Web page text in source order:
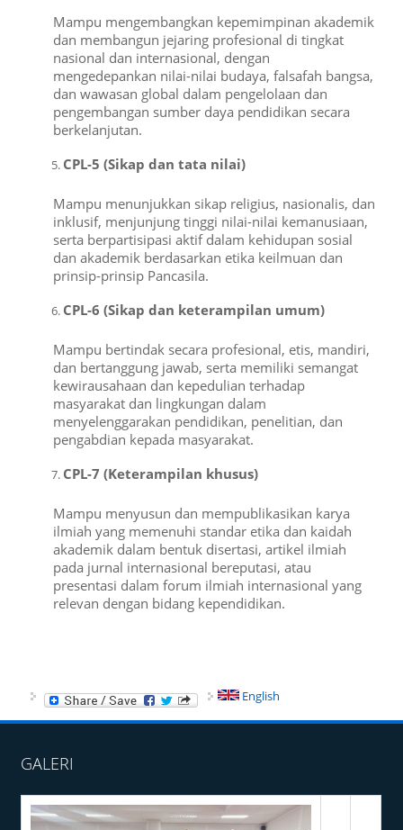
Mampu mengembangkan kepemimpinan akademik
dan membangun jejaring profesional di tingkat
nasional dan internasional, dengan
mengedepankan nilai-nilai budaya, falsafah bangsa,
dan wawasan global dalam pengelolaan dan
pengembangan sumber daya pendidikan secara
berkelanjutan.
CPL-5 (Sikap dan tata nilai)
Mampu menunjukkan sikap religius, nasionalis, dan
inklusif, menjunjung tinggi nilai-nilai kemanusiaan,
serta berpartisipasi aktif dalam kehidupan sosial
dan akademik berdasarkan etika keilmuan dan
prinsip-prinsip Pancasila.
CPL-6 (Sikap dan keterampilan umum)
Mampu bertindak secara profesional, etis, mandiri,
dan bertanggung jawab, serta memiliki semangat
kewirausahaan dan kepedulian terhadap
masyarakat dan lingkungan dalam
menyelenggarakan pendidikan, penelitian, dan
pengabdian kepada masyarakat.
CPL-7 (Keterampilan khusus)
Mampu menyusun dan mempublikasikan karya
ilmiah yang memenuhi standar etika dan kaidah
akademik dalam bentuk disertasi, artikel ilmiah
pada jurnal internasional bereputasi, atau
presentasi dalam forum ilmiah internasional yang
relevan dengan bidang kependidikan.
English
GALERI